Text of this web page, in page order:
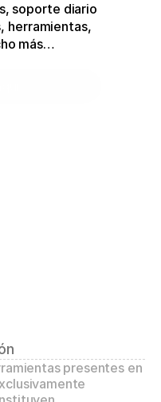
soporte diario
herramientas,
más…
presentes en